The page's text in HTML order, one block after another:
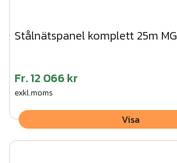
Stålnätspanel komplett 25m MG
Fr.12 066 kr
exkl.moms
Visa